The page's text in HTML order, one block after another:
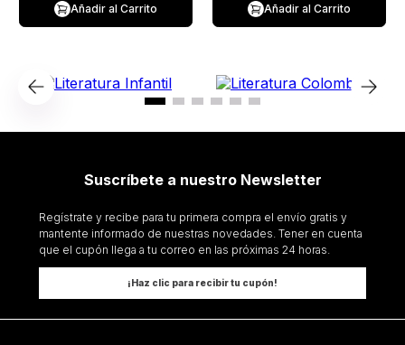
Añadir al Carrito Añadir al Carrito
Suscríbete a nuestro Newsletter
Regístrate y recibe para tu primera compra el envío gratis y
mantente informado de nuestras novedades. Tener en cuenta
que el cupón llega a tu correo en las próximas 24 horas.
¡Haz clic para recibir tu cupón!